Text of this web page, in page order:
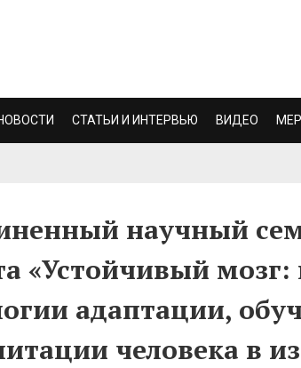
СТАТЬИ И ИНТЕРВЬЮ ВИДЕО
научный
«Устойчивый
адаптации,
человека в